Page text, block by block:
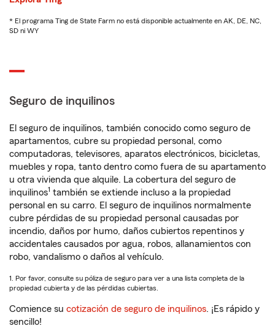
* El programa Ting de State Farm no está disponible actualmente en AK, DE, NC,
SD ni WY
Seguro de inquilinos
El seguro de inquilinos, también conocido como seguro de
apartamentos, cubre su propiedad personal, como
computadoras, televisores, aparatos electrónicos, bicicletas,
muebles y ropa, tanto dentro como fuera de su apartamento
u otra vivienda que alquile. La cobertura del seguro de
inquilinos1 también se extiende incluso a la propiedad
personal en su carro. El seguro de inquilinos normalmente
cubre pérdidas de su propiedad personal causadas por
incendio, daños por humo, daños cubiertos repentinos y
accidentales causados por agua, robos, allanamientos con
robo, vandalismo o daños al vehículo.
1. Por favor, consulte su póliza de seguro para ver a una lista completa de la
propiedad cubierta y de las pérdidas cubiertas.
Comience su cotización de seguro de inquilinos. ¡Es rápido y
sencillo!